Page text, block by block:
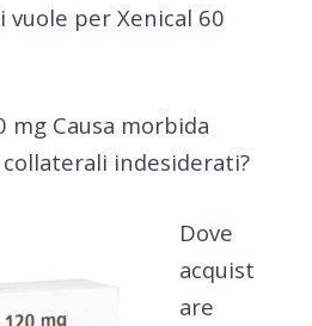
per Xenical 60
mg Causa morbida
indesiderati?
Dove
acquist
are